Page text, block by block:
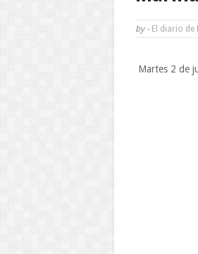
by - El diario
Martes 2 de